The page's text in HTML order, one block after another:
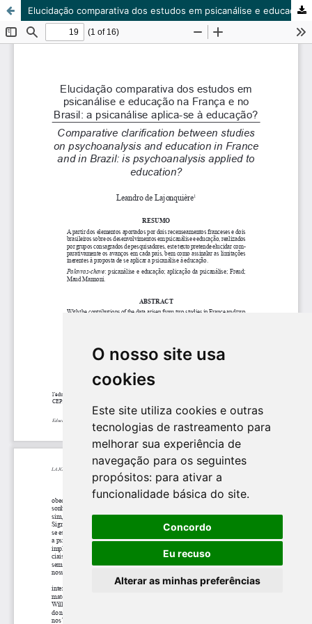
O nosso site usa
cookies
Este site utiliza cookies e outras
tecnologias de rastreamento para
melhorar sua experiência de
navegação para os seguintes
propósitos: para ativar a
funcionalidade básica do site.
Concordo
Eu recuso
Alterar as minhas preferências
Elucidação comparativa dos estudos em psicanálise e educação na França e no Brasil. A psicanálise aplica-se à Educação?